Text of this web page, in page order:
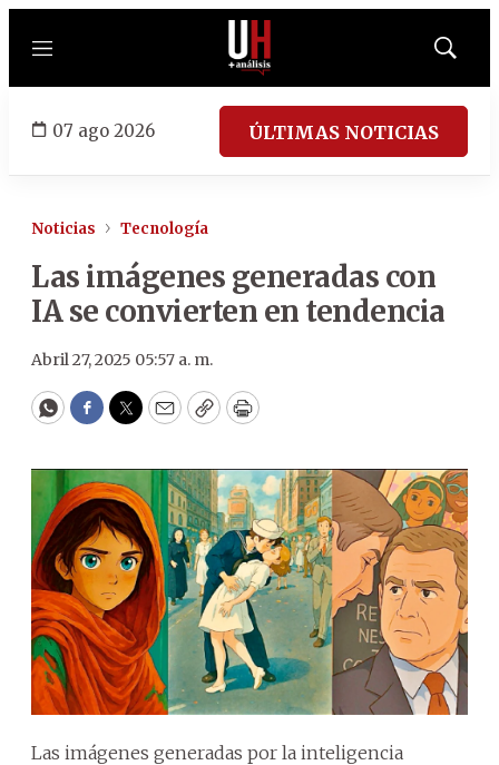
Menú
Mostrar
07 ago 2026 ÚLTIMAS NOTICIAS
Noticias Tecnología
Las imágenes generadas con
IA se convierten en tendencia
Abril 27, 2025 05:57 a. m.
WhatsApp
Facebook
Twitter
EmailCopyPrint
Las imágenes generadas por la inteligencia